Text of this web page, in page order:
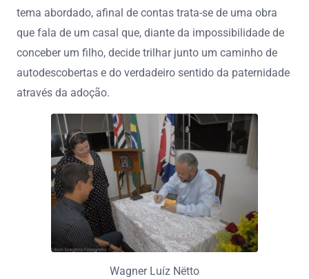
tema abordado, afinal de contas trata-se de uma obra
que fala de um casal que, diante da impossibilidade de
conceber um filho, decide trilhar junto um caminho de
autodescobertas e do verdadeiro sentido da paternidade
através da adoção.
Wagner Luíz Nëtto